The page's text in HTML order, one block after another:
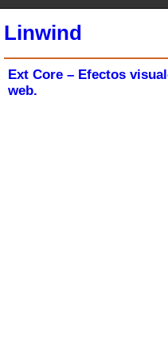
Linwind
Ext Core – Efectos
web.